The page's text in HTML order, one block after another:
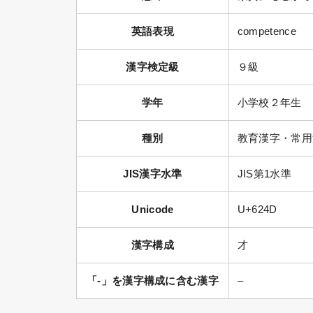
英語表現 competence
漢字検定級 ９級
学年 小学校２年生
種別 教育漢字・常
JIS漢字水準 JIS第1水準
Unicode U+624D
漢字構成 才
「-」を漢字構成に含む漢字 –